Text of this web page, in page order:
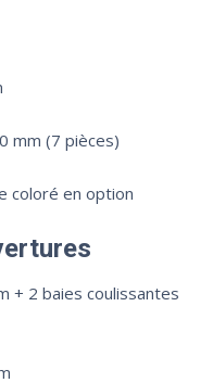
mm (7 pièces)
coloré en option
+ 2 baies coulissantes